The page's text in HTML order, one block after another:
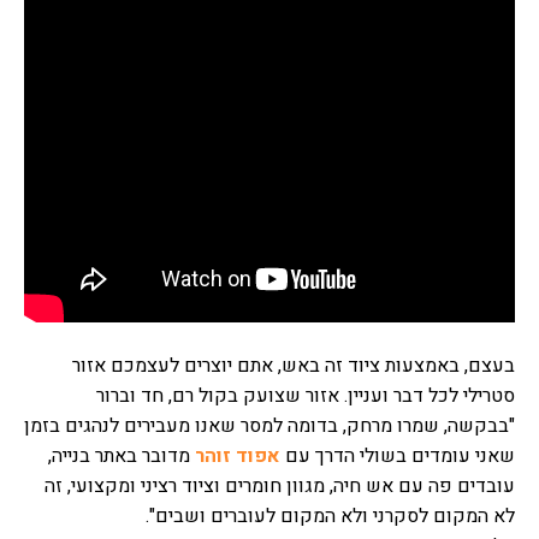
בעצם, באמצעות ציוד זה באש, אתם יוצרים לעצמכם אזור
סטרילי לכל דבר ועניין. אזור שצועק בקול רם, חד וברור
"בבקשה, שמרו מרחק, בדומה למסר שאנו מעבירים לנהגים בזמן
שאני עומדים בשולי הדרך עם אפוד זוהר מדובר באתר בנייה,
עובדים פה עם אש חיה, מגוון חומרים וציוד רציני ומקצועי, זה
לא המקום לסקרני ולא המקום לעוברים ושבים".